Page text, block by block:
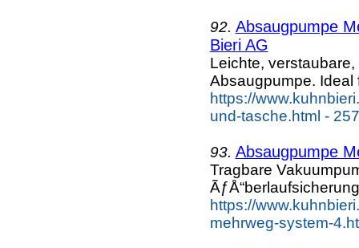
92. Absaugpumpe
Bieri AG
Leichte,
Absaugpumpe. Ideal
https://
und-tasche.html -
93. Absaugpumpe
Tragbare
https://
mehrweg-system-